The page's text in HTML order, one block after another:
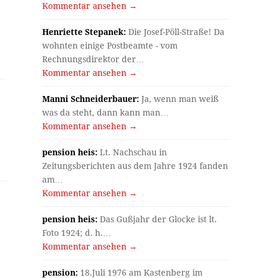
Kommentar ansehen →
Henriette Stepanek: Die Josef-Pöll-Straße! Da
wohnten einige Postbeamte - vom
Rechnungsdirektor der…
Kommentar ansehen →
Manni Schneiderbauer: Ja, wenn man weiß
was da steht, dann kann man…
Kommentar ansehen →
pension heis: Lt. Nachschau in
Zeitungsberichten aus dem Jahre 1924 fanden
am…
Kommentar ansehen →
pension heis: Das Gußjahr der Glocke ist lt.
Foto 1924; d. h.…
Kommentar ansehen →
pension: 18.Juli 1976 am Kastenberg im